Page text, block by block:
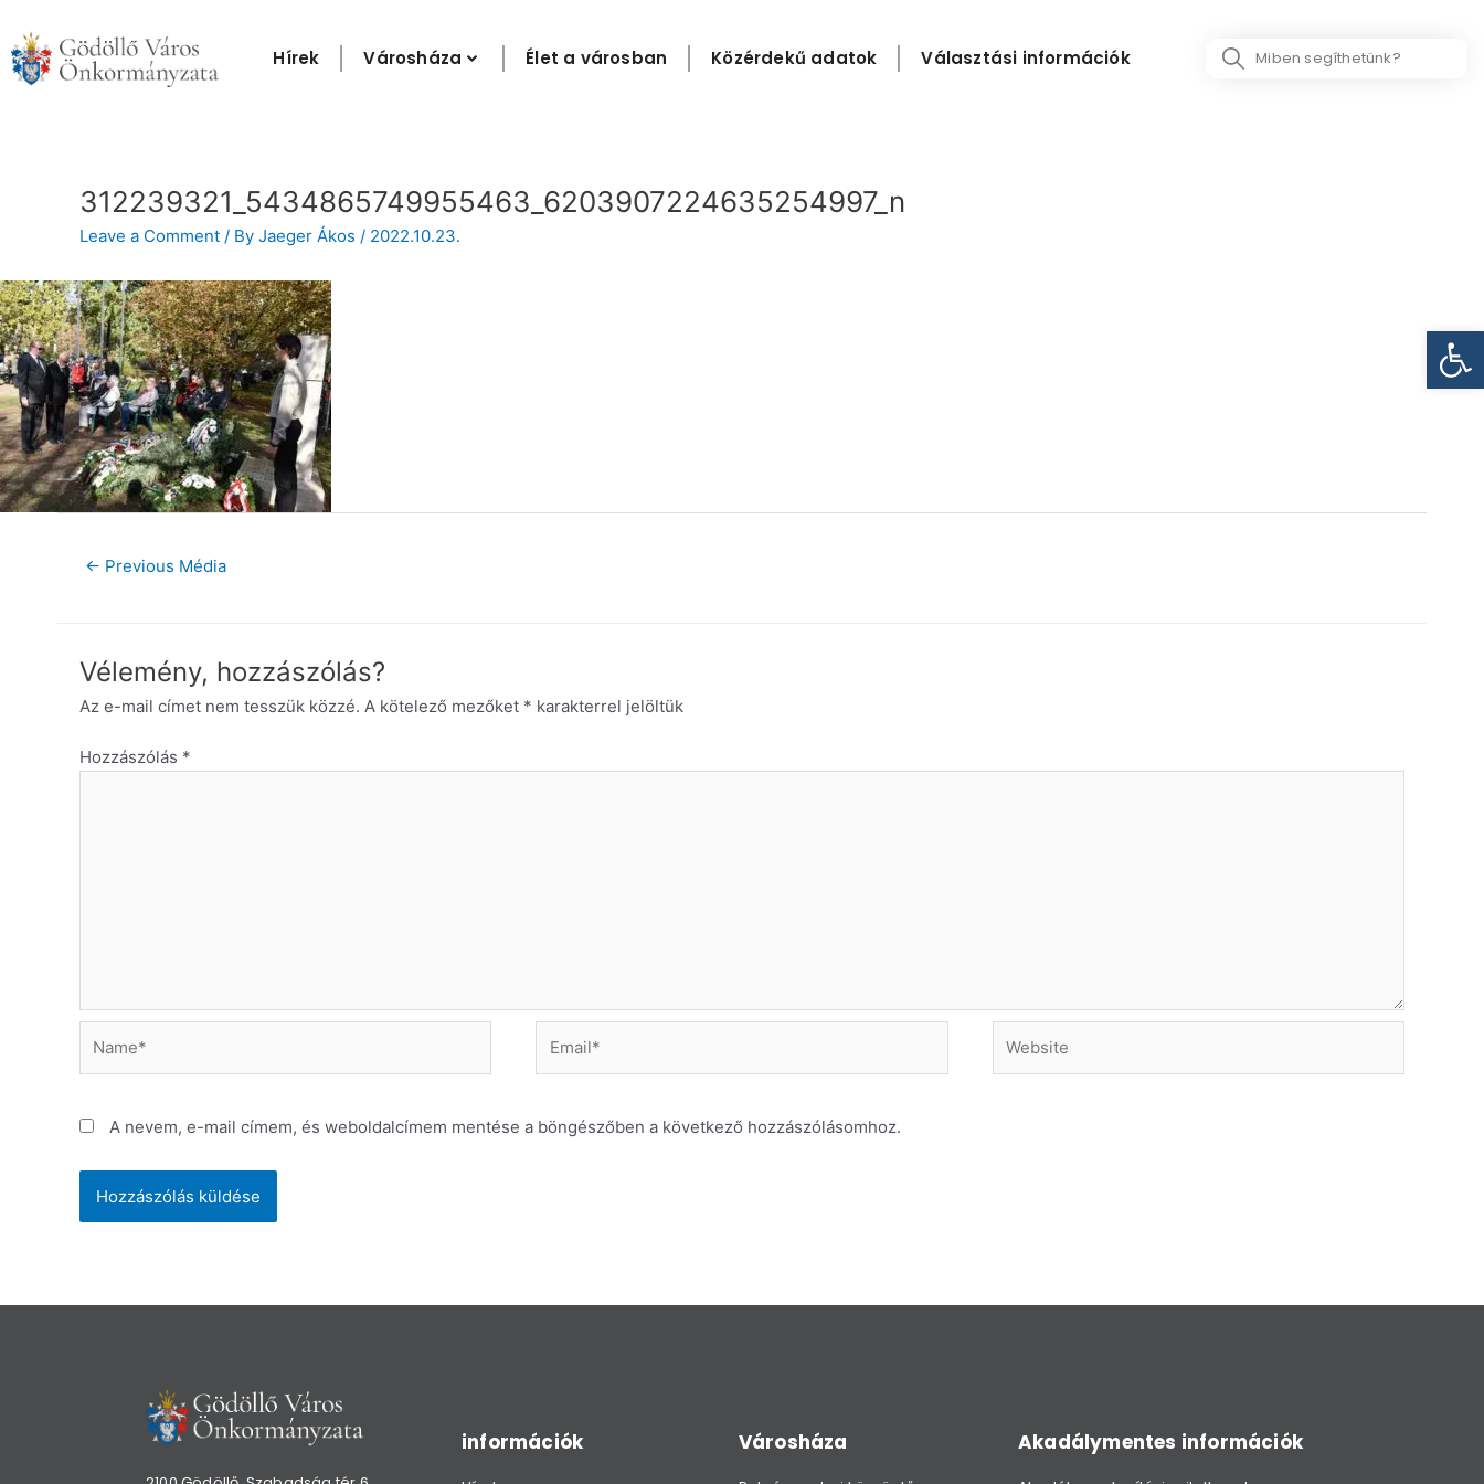
content
Hírek Városháza Élet a városban Közérdekű adatok Választási információk
Search
312239321_5434865749955463_6203907224635254997_n
Leave a Comment / By Jaeger Ákos / 2022.10.23.
← Previous Média
Vélemény, hozzászólás?
Az e-mail címet nem tesszük közzé. A kötelező mezőket * karakterrel jelöltük
Hozzászólás *
A nevem, e-mail címem, és weboldalcímem mentése a böngészőben a következő hozzászólásomhoz.
információk Városháza Akadálymentes információk